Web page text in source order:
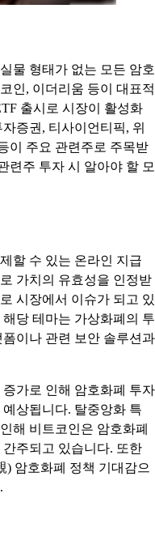
물 형태가 없는 모든 암호
인, 이더리움 등이 대표적
출시로 시장이 활성화
증권, 티사이언티픽, 위
이 주요 관련주로 주목받
련주 투자 시 알아야 할 모
할 수 있는 온라인 지급
가치의 유효성을 인정받
시장에서 이슈가 되고 있
당 테마는 가상화폐의 투
이나 관련 보안 솔루션과
가로 인해 암호화폐 투자
상됩니다. 탈중앙화 특
해 비트코인은 암호화폐
주되고 있습니다. 또한
) 암호화폐 정책 기대감으